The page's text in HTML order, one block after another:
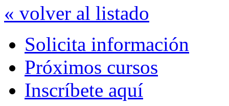
« volver al listado
Solicita información
Próximos cursos
Inscríbete aquí